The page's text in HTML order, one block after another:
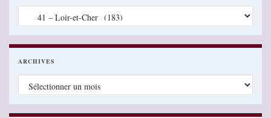
Catégories
ARCHIVES
Archives